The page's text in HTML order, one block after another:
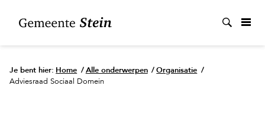
Je bent hier: Home / Alle onderwerpen / Organisatie /
Adviesraad Sociaal Domein